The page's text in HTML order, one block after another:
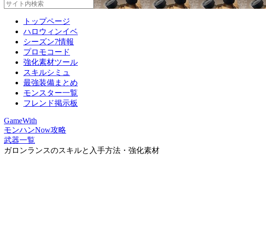
トップページ
ハロウィンイベ
シーズン7情報
プロモコード
強化素材ツール
スキルシミュ
最強装備まとめ
モンスター一覧
フレンド掲示板
GameWith
モンハンNow攻略
武器一覧
ガロンランスのスキルと入手方法・強化素材